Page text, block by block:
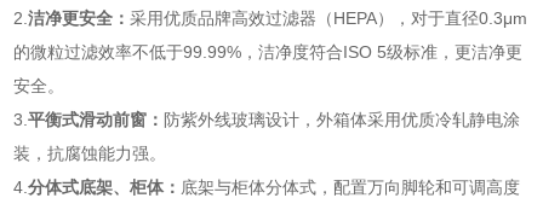
2.洁净更安全：采用优质品牌高效过滤器（HEPA），对于直径0.3μm
的微粒过滤效率不低于99.99%，洁净度符合ISO 5级标准，更洁净更
安全。
3.平衡式滑动前窗： 防紫外线玻璃设计，外箱体采用优质冷轧静电涂
装，抗腐蚀能力强。
4.分体式底架、柜体： 底架与柜体分体式，配置万向脚轮和可调高度